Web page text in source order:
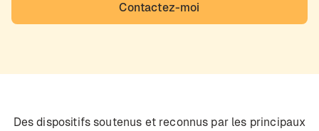
Contactez-moi
Des dispositifs soutenus et reconnus par les principaux